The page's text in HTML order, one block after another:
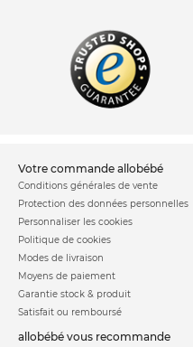
votre commande allobébé
Conditions générales de vente
Protection des données personnelles
Personnaliser les cookies
Politique de cookies
Modes de livraison
Moyens de paiement
Garantie stock & produit
Satisfait ou remboursé
allobébé vous recommande